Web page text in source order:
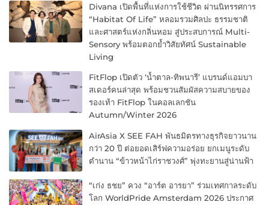
Divana เปิดพื้นที่แห่งการใช้ชีวิต ผ่านนิทรรศการ
“Habitat Of Life” หลอมรวมศิลปะ ธรรมชาติ
และศาสตร์แห่งกลิ่นหอม สู่ประสบการณ์ Multi-
Sensory พร้อมตอกย้ำวิสัยทัศน์ Sustainable
Living
FitFlop เปิดตัว ‘น้ำตาล-ทิพนารี’ แบรนด์แอมบา
สเดอร์คนล่าสุด พร้อมชวนสัมผัสความสบายของ
รองเท้า FitFlop ในคอลเลกชัน
Autumn/Winter 2026
AirAsia X SEE FAH พันธมิตรทางธุรกิจยาวนาน
กว่า 20 ปี ต่อยอดเสิร์ฟความอร่อย ยกเมนูระดับ
ตำนาน “ข้าวหน้าไก่ราชวงศ์” พุ่งทะยานสู่น่านฟ้า
“เก่ง ธชย” ควง “อาร์ต อารยา” ร่วมเทศกาลระดับ
โลก WorldPride Amsterdam 2026 ประกาศ